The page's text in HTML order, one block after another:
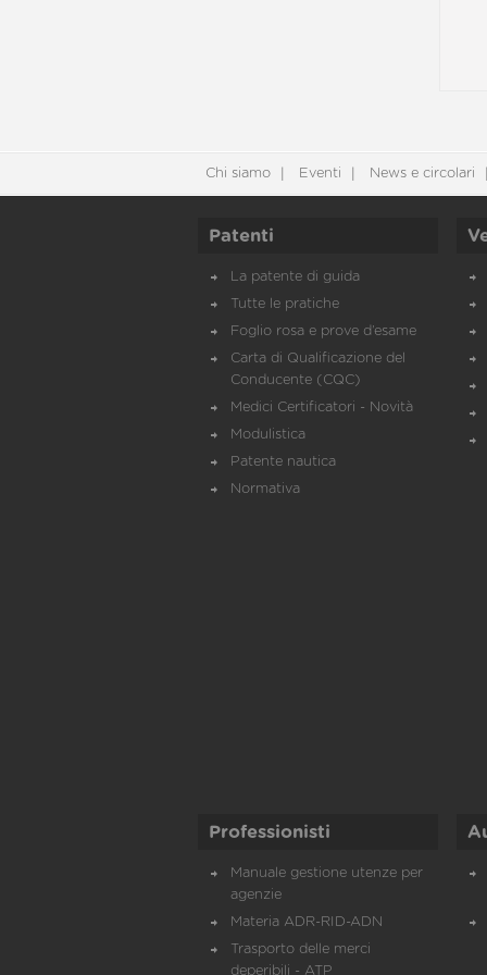
Chi siamo Eventi News e circolari
Patenti
La patente di guida
Tutte le pratiche
Foglio rosa e prove d’esame
Carta di Qualificazione del
Conducente (CQC)
Medici Certificatori - Novità
Modulistica
Patente nautica
Normativa
Professionisti
Manuale gestione utenze per
agenzie
Materia ADR-RID-ADN
Trasporto delle merci
deperibili - ATP